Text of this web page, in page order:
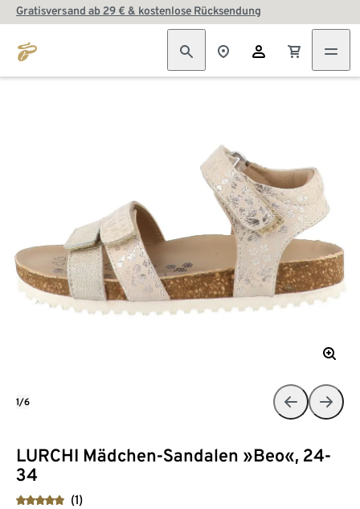
Gratisversand ab 29 € & kostenlose Rücksendung
LURCHI Mädchen-Sandalen »Beo«, 24-
34
(1)
1/6